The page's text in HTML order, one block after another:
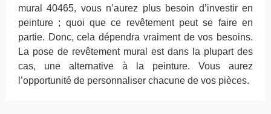
mural 40465, vous n’aurez plus besoin d’investir en
peinture ; quoi que ce revêtement peut se faire en
partie. Donc, cela dépendra vraiment de vos besoins.
La pose de revêtement mural est dans la plupart des
cas, une alternative à la peinture. Vous aurez
l’opportunité de personnaliser chacune de vos pièces.